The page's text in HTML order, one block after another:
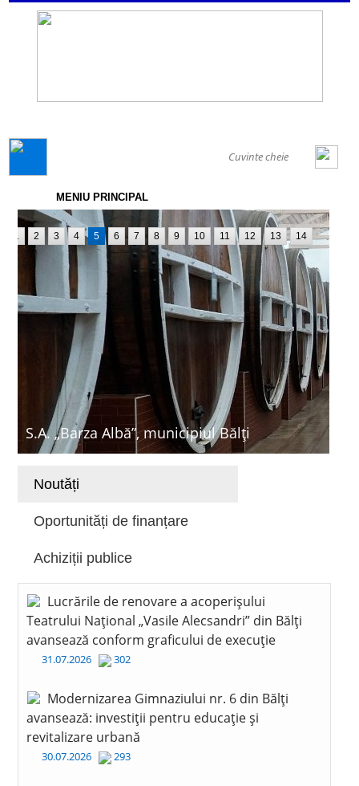
MENIU PRINCIPAL
S.A. „Barza Albă”, municipiul Bălți
1 2 3 4 5 6 7 8 9 10 11 12 13 14
Noutăți
Oportunități de finanțare
Achiziții publice
Lucrările de renovare a acoperișului
Teatrului Național „Vasile Alecsandri” din Bălți
avansează conform graficului de execuție
31.07.2026 302
Modernizarea Gimnaziului nr. 6 din Bălți
avansează: investiții pentru educație și
revitalizare urbană
30.07.2026 293